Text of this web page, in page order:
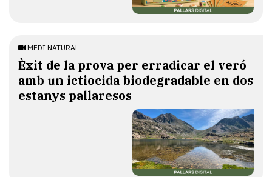
MEDI NATURAL
Èxit de la prova per erradicar el veró
amb un ictiocida biodegradable en dos
estanys pallaresos